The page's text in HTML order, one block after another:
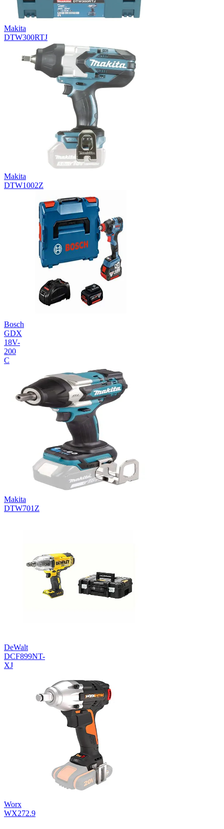
Makita
DTW300RTJ
Makita
DTW1002Z
Bosch
GDX
18V-
200
C
Makita
DTW701Z
DeWalt
DCF899NT-
XJ
Worx
WX272.9